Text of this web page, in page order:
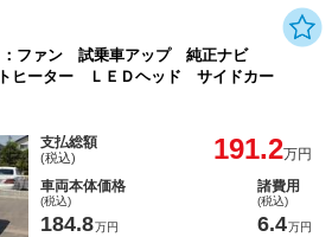
：ファン 試乗車アップ 純正ナビ
ヒーター ＬＥＤヘッド サイドカー
支払総額
(税込) 191.2万円
車両本体価格
(税込)
184.8万円
諸費用
(税込)
6.4万円